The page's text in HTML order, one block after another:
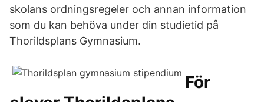
skolans ordningsregeler och annan information
som du kan behöva under din studietid på
Thorildsplans Gymnasium.
För